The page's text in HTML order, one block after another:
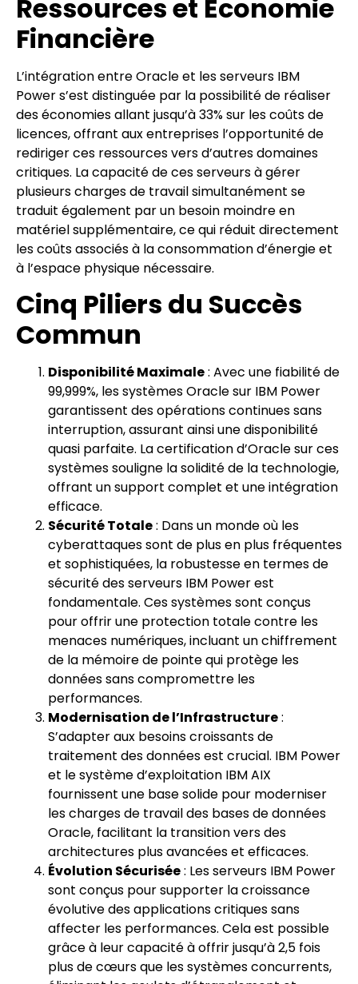
Ressources et Économie
Financière
L’intégration entre Oracle et les serveurs IBM
Power s’est distinguée par la possibilité de réaliser
des économies allant jusqu’à 33% sur les coûts de
licences, offrant aux entreprises l’opportunité de
rediriger ces ressources vers d’autres domaines
critiques. La capacité de ces serveurs à gérer
plusieurs charges de travail simultanément se
traduit également par un besoin moindre en
matériel supplémentaire, ce qui réduit directement
les coûts associés à la consommation d’énergie et
à l’espace physique nécessaire.
Cinq Piliers du Succès
Commun
Disponibilité Maximale: Avec une fiabilité de
99,999%, les systèmes Oracle sur IBM Power
garantissent des opérations continues sans
interruption, assurant ainsi une disponibilité
quasi parfaite. La certification d’Oracle sur ces
systèmes souligne la solidité de la technologie,
offrant un support complet et une intégration
efficace.
Sécurité Totale: Dans un monde où les
cyberattaques sont de plus en plus fréquentes
et sophistiquées, la robustesse en termes de
sécurité des serveurs IBM Power est
fondamentale. Ces systèmes sont conçus
pour offrir une protection totale contre les
menaces numériques, incluant un chiffrement
de la mémoire de pointe qui protège les
données sans compromettre les
performances.
Modernisation de l’Infrastructure:
S’adapter aux besoins croissants de
traitement des données est crucial. IBM Power
et le système d’exploitation IBM AIX
fournissent une base solide pour moderniser
les charges de travail des bases de données
Oracle, facilitant la transition vers des
architectures plus avancées et efficaces.
Évolution Sécurisée: Les serveurs IBM Power
sont conçus pour supporter la croissance
évolutive des applications critiques sans
affecter les performances. Cela est possible
grâce à leur capacité à offrir jusqu’à 2,5 fois
plus de cœurs que les systèmes concurrents,